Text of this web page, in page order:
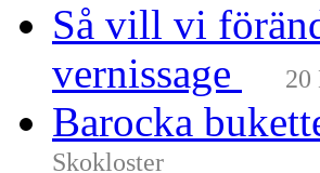
Så vill vi
vernissage
20
Barocka